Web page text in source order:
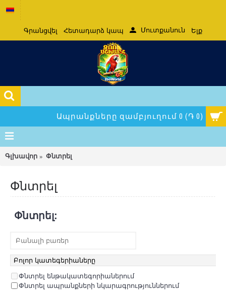
Գրանցվել Հետադարձ կապ Մուտքանուն Ելք
Ապրանքները զամբյուղում 0 (֏ 0)
Գլխավոր Փնտրել
Փնտրել
Փնտրել:
Փնտրել ենթակատեգորիաներում
Փնտրել ապրանքների նկարագրություններում